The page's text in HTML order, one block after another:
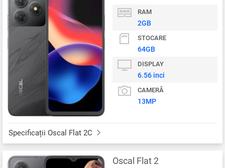
RAM
2GB
STOCARE
64GB
DISPLAY
6.56 inci
CAMERĂ
13MP
Specificații Oscal Flat 2C
Oscal Flat 2